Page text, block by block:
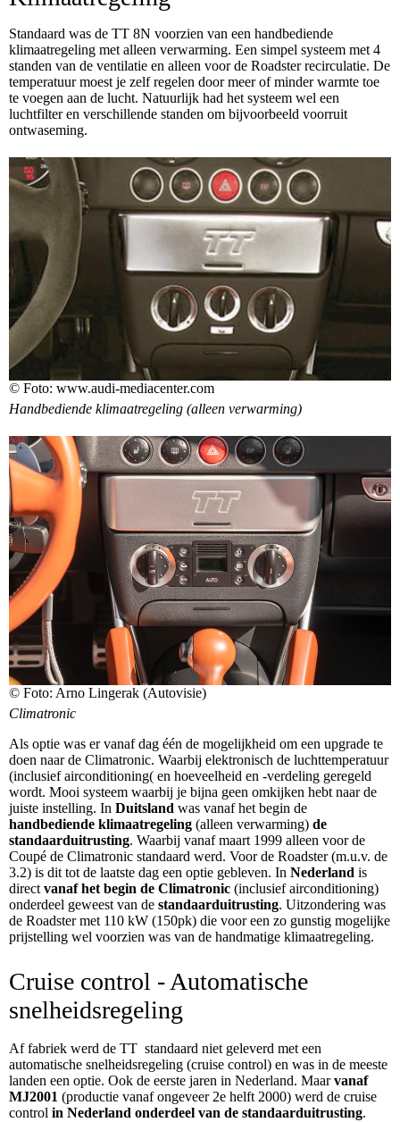
Standaard was de TT 8N voorzien van een handbediende
klimaatregeling met alleen verwarming. Een simpel systeem met 4
standen van de ventilatie en alleen voor de Roadster recirculatie. De
temperatuur moest je zelf regelen door meer of minder warmte toe
te voegen aan de lucht. Natuurlijk had het systeem wel een
luchtfilter en verschillende standen om bijvoorbeeld voorruit
ontwaseming.
© Foto: www.audi-mediacenter.com
Handbediende klimaatregeling (alleen verwarming)
© Foto: Arno Lingerak (Autovisie)
Climatronic
Als optie was er vanaf dag één de mogelijkheid om een upgrade te
doen naar de Climatronic. Waarbij elektronisch de luchttemperatuur
(inclusief airconditioning( en hoeveelheid en -verdeling geregeld
wordt. Mooi systeem waarbij je bijna geen omkijken hebt naar de
juiste instelling. In Duitsland was vanaf het begin de
handbediende klimaatregeling (alleen verwarming) de
standaarduitrusting. Waarbij vanaf maart 1999 alleen voor de
Coupé de Climatronic standaard werd. Voor de Roadster (m.u.v. de
3.2) is dit tot de laatste dag een optie gebleven. In Nederland is
direct vanaf het begin de Climatronic (inclusief airconditioning)
onderdeel geweest van de standaarduitrusting. Uitzondering was
de Roadster met 110 kW (150pk) die voor een zo gunstig mogelijke
prijstelling wel voorzien was van de handmatige klimaatregeling.
Cruise control - Automatische
snelheidsregeling
Af fabriek werd de TT standaard niet geleverd met een
automatische snelheidsregeling (cruise control) en was in de meeste
landen een optie. Ook de eerste jaren in Nederland. Maarvanaf
MJ2001 (productie vanaf ongeveer 2e helft 2000) werd de cruise
control in Nederland onderdeel van de standaarduitrusting.